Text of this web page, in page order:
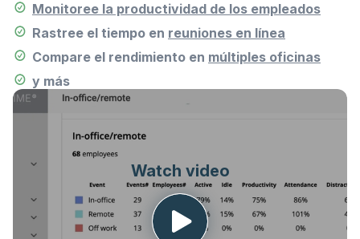
Monitoree la productividad de los empleados
Rastree el tiempo en reuniones en línea
Compare el rendimiento en múltiples oficinas
y más